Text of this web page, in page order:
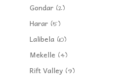
Gondar(2)
Harar(5)
Lalibela(10)
Mekelle (4)
Rift Valley(9)